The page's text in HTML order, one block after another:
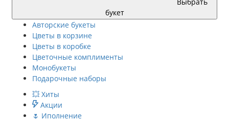
букет
Авторские букеты
Цветы в корзине
Цветы в коробке
Цветочные комплименты
Монобукеты
Подарочные наборы
💥 Хиты
Акции
🌷 Иполнение